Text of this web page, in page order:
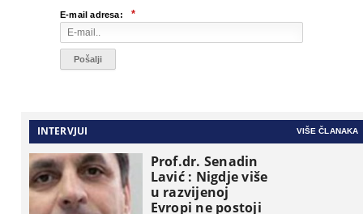
E-mail adresa: *
INTERVJUI VIŠE ČLANAKA
Prof.dr. Senadin
Lavić : Nigdje više
u razvijenoj
Evropi ne postoji